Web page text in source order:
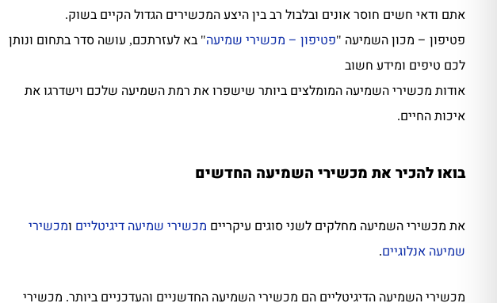
אתם ודאי חשים חוסר אונים ובלבול רב בין היצע המכשירים הגדול הקיים בשוק.
פטיפון – מכון השמיעה "פטיפון – מכשירי שמיעה" בא לעזרתכם, עושה סדר בתחום ונותן
לכם טיפים ומידע חשוב
אודות מכשירי השמיעה המומלצים ביותר שישפרו את רמת השמיעה שלכם וישדרגו את
איכות החיים.
בואו להכיר את מכשירי השמיעה החדשים
את מכשירי השמיעה מחלקים לשני סוגים עיקריים מכשירי שמיעה דיגיטליים ומכשירי
שמיעה אנלוגיים.
מכשירי השמיעה הדיגיטליים הם מכשירי השמיעה החדשניים והעדכניים ביותר. מכשירי